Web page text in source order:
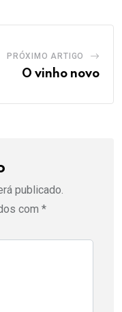
PRÓXIMO ARTIGO
O vinho novo
publicado.
com *